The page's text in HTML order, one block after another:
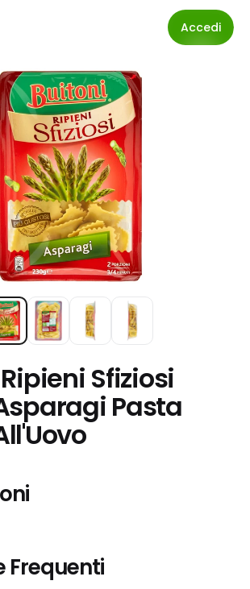
Accedi
Sfiziosi
Pasta
Frequenti